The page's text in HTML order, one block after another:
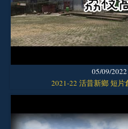
05/09/2022
2021-22 活昔新鄉 短片